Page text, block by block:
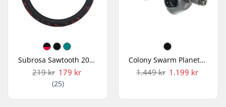
Subrosa Sawtooth 20" BMX Dæk
219 kr 179 kr
(25)
Colony Swarm Planetary Freecoaster Male Nav
1.449 kr 1.199 kr